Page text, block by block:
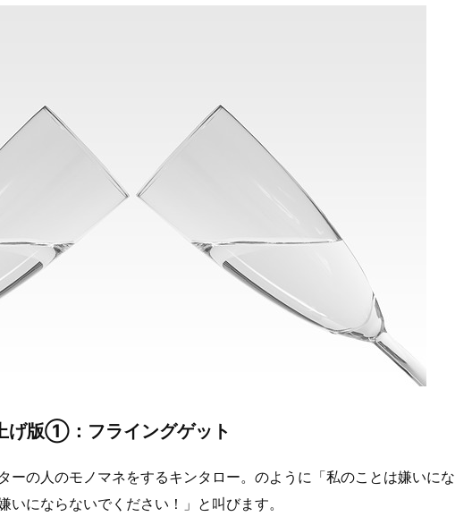
げ版①：フライングゲット
ーの人のモノマネをするキンタロー。のように「私のことは嫌いにな
いにならないでください！」と叫びます。